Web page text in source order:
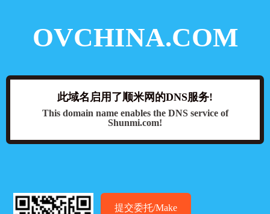
OVCHINA.COM
此域名启用了顺米网的DNS服务!
This domain name enables the DNS service of
Shunmi.com!
提交委托/Make